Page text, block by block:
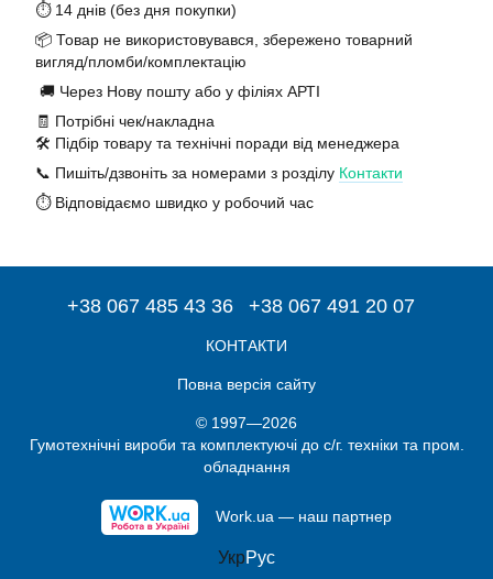
⏱️ 14 днів (без дня покупки)
📦 Товар не використовувався, збережено товарний
вигляд/пломби/комплектацію
🚚 Через Нову пошту або у філіях АРТІ
🧾 Потрібні чек/накладна
🛠️ Підбір товару та технічні поради від менеджера
📞 Пишіть/дзвоніть за номерами з розділу Контакти
⏱️ Відповідаємо швидко у робочий час
+38 067 485 43 36 +38 067 491 20 07
КОНТАКТИ
Повна версія сайту
© 1997—2026
Гумотехнічні вироби та комплектуючі до с/г. техніки та пром.
обладнання
Work.ua — наш партнер
УкрРус